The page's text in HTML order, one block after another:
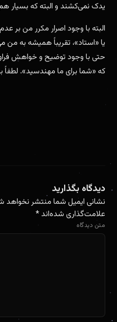
یدک نمی‌کشند و البته که بسیار
البته با وجود اصرار مکرر من بر
یا «استاد»، تقریباً همیشه به
حتی با وجود توضیح و خواهش
که «شما برای ما مهندسید».
دیدگاه بگذارید
نشانی ایمیل شما منتشر نخواهد
علامت‌گذاری شده‌اند *
متن دیدگاه